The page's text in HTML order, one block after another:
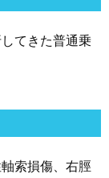
てきた普通乗
索損傷、右脛